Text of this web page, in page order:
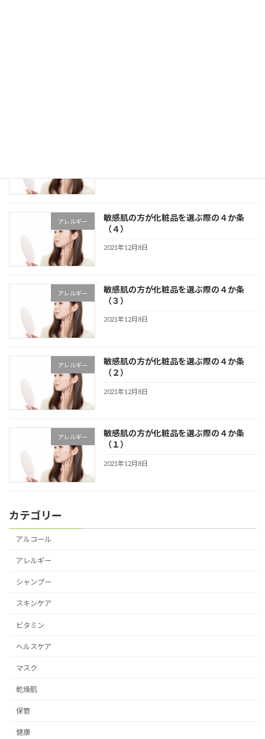
アレルギー
敏感肌の方が化粧品を選ぶ際の４か条
（４）
2021年12月8日
アレルギー
敏感肌の方が化粧品を選ぶ際の４か条
（３）
2021年12月8日
アレルギー
敏感肌の方が化粧品を選ぶ際の４か条
（２）
2021年12月8日
アレルギー
敏感肌の方が化粧品を選ぶ際の４か条
（１）
2021年12月8日
カテゴリー
アルコール
アレルギー
シャンプー
スキンケア
ビタミン
ヘルスケア
マスク
乾燥肌
保管
健康